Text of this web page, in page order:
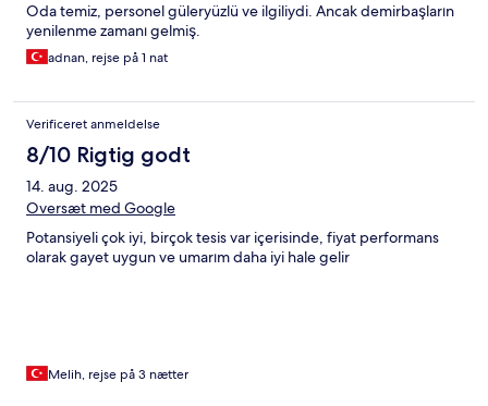
Oda temiz, personel güleryüzlü ve ilgiliydi. Ancak demirbaşların
yenilenme zamanı gelmiş.
adnan, rejse på 1 nat
Verificeret anmeldelse
8/10 Rigtig godt
14. aug. 2025
Oversæt med Google
Potansiyeli çok iyi, birçok tesis var içerisinde, fiyat performans
olarak gayet uygun ve umarım daha iyi hale gelir
Melih, rejse på 3 nætter